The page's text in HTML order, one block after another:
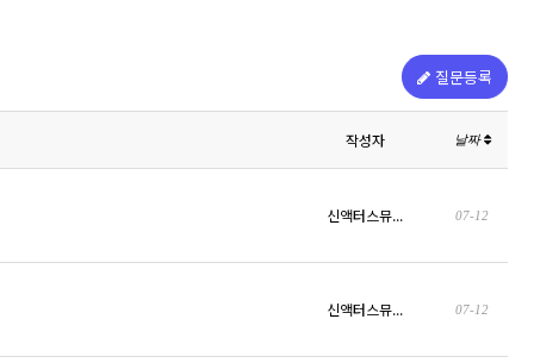
질문등록
작성자 날짜
신액터스뮤... 07-12
신액터스뮤... 07-12